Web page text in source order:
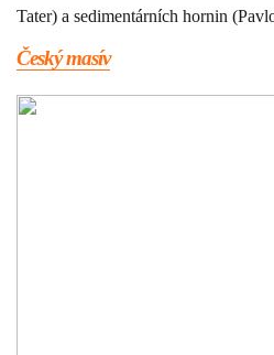
Tater) a sedimentárních hornin
Český masív